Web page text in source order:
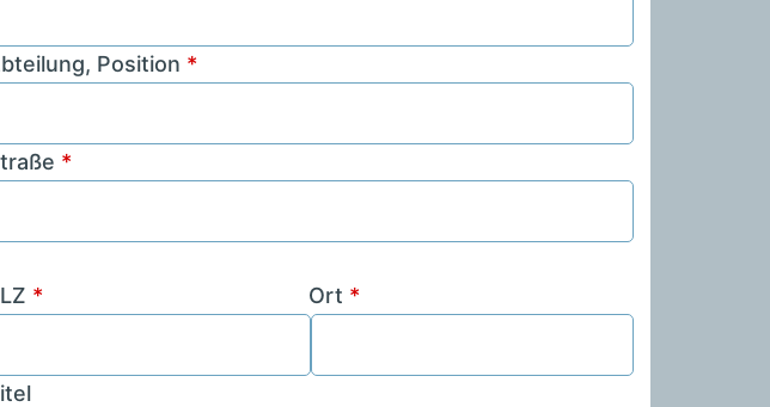
Position *
*
* Ort *